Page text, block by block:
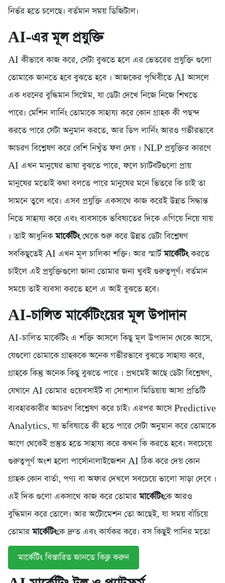
নির্ভর হতে চলেছে। বর্তমান সময় ডিজিটাল।
AI-এর মূল প্রযুক্তি
AI কীভাবে কাজ করে, সেটা বুঝতে হলে এর ভেতরের প্রযুক্তি গুলো
তোমাকে জানতে হবে বুঝতে হবে । আজকের পৃথিবীতে AI আসলে
এক ধরনের বুদ্ধিমান সিস্টেম, যা ডেটা দেখে নিজে নিজে শিখতে
পারে। মেশিন লার্নিং তোমাকে সাহায্য করে কোন গ্রাহক কী পছন্দ
করতে পারে সেটা অনুমান করতে, আর ডিপ লার্নিং আরও গভীরভাবে
আচরণ বিশ্লেষণ করে বেশি নিখুঁত ফল দেয় । NLP প্রযুক্তির কারণে
AI এখন মানুষের ভাষা বুঝতে পারে, ফলে চ্যাটবটগুলো প্রায়
মানুষের মতোই কথা বলতে পারে মানুষের মনে ভিতরে কি চাই তা
সামনে তুলে ধরে। এসব প্রযুক্তি একসাথে কাজ করেই উন্নত সিদ্ধান্ত
নিতে সাহায্য করে এবং ব্যবসাকে ভবিষ্যতের দিকে এগিয়ে নিয়ে যায়
। তাই আধুনিকমার্কেটিংথেকে শুরু করে উন্নত ডেটা বিশ্লেষণ
সবকিছুতেই AI এখন মূল চালিকা শক্তি। আর স্মার্টমার্কেটিংকরতে
চাইলে এই প্রযুক্তিগুলো জানা তোমার জন্য খুবই গুরুত্বপূর্ণ। বর্তমান
সময়ে তাই ব্যবসা করতে হলে এ আই বুঝতে হবে।
AI-চালিত মার্কেটিংয়ের মূল উপাদান
AI-চালিত মার্কেটিং এ শক্তি আসলে কিছু মূল উপাদান থেকে আসে,
যেগুলো তোমাকে গ্রাহককে অনেক গভীরভাবে বুঝতে সাহায্য করে,
গ্রাহকে কিন্তু অনেক কিছু বুঝতে পারে । প্রথমেই আছে ডেটা বিশ্লেষণ,
যেখানে AI তোমার ওয়েবসাইট বা সোশ্যাল মিডিয়ায় আসা প্রতিটি
ব্যবহারকারীর আচরণ বিশ্লেষণ করে চাই। এরপর আসে Predictive
Analytics, যা ভবিষ্যতে কী হতে পারে সেটা অনুমান করে তোমাকে
আগে থেকেই প্রস্তুত হতে সাহায্য করে কখন কি করতে হবে। সবচেয়ে
গুরুত্বপূর্ণ অংশ হলো পার্সোনালাইজেশন AI ঠিক করে দেয় কোন
গ্রাহক কোন বার্তা, পণ্য বা অফার দেখলে সবচেয়ে ভালো সাড়া দেবে ।
এই দিক গুলো একসাথে কাজ করে তোমারমার্কেটিংকে আরও
বুদ্ধিমান করে তোলে। আর অটোমেশন তো আছেই, যা সময় বাঁচিয়ে
তোমারমার্কেটিংকে দ্রুত এবং কার্যকর করে। বস কিছুই পানির মতো
মার্কেটিং বিস্তারিত জানতে কিক্ল করুন